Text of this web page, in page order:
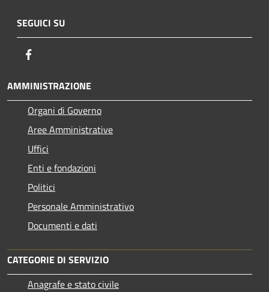
SEGUICI SU
AMMINISTRAZIONE
Organi di Governo
Aree Amministrative
Uffici
Enti e fondazioni
Politici
Personale Amministrativo
Documenti e dati
CATEGORIE DI SERVIZIO
Anagrafe e stato civile